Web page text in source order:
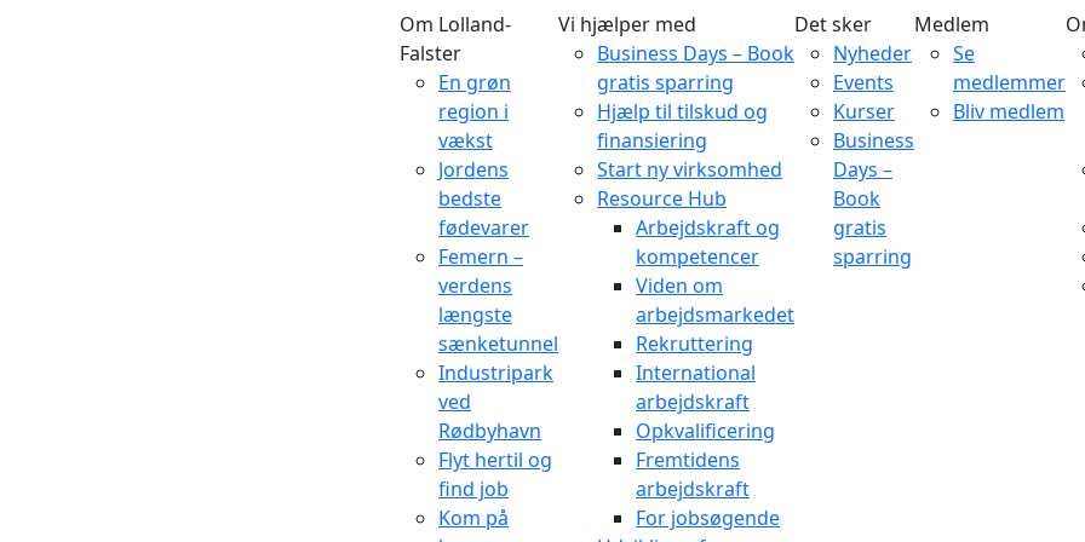
Om Lolland-
Falster
En grøn
region i
vækst
Jordens
bedste
fødevarer
Femern –
verdens
længste
sænketunnel
Industripark
ved
Rødbyhavn
Flyt hertil og
find job
Kom på
Vi hjælper med
Business Days – Book
gratis sparring
Hjælp til tilskud og
finansiering
Start ny virksomhed
Resource Hub
Arbejdskraft og
kompetencer
Viden om
arbejdsmarkedet
Rekruttering
International
arbejdskraft
Opkvalificering
Fremtidens
arbejdskraft
For jobsøgende
Det sker
Nyheder
Events
Kurser
Business
Days –
Book
gratis
sparring
Medlem
Se
medlemmer
Bliv medlem